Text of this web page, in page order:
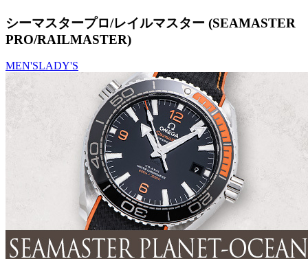
シーマスタープロ/レイルマスター (SEAMASTER
PRO/RAILMASTER)
MEN'SLADY'S